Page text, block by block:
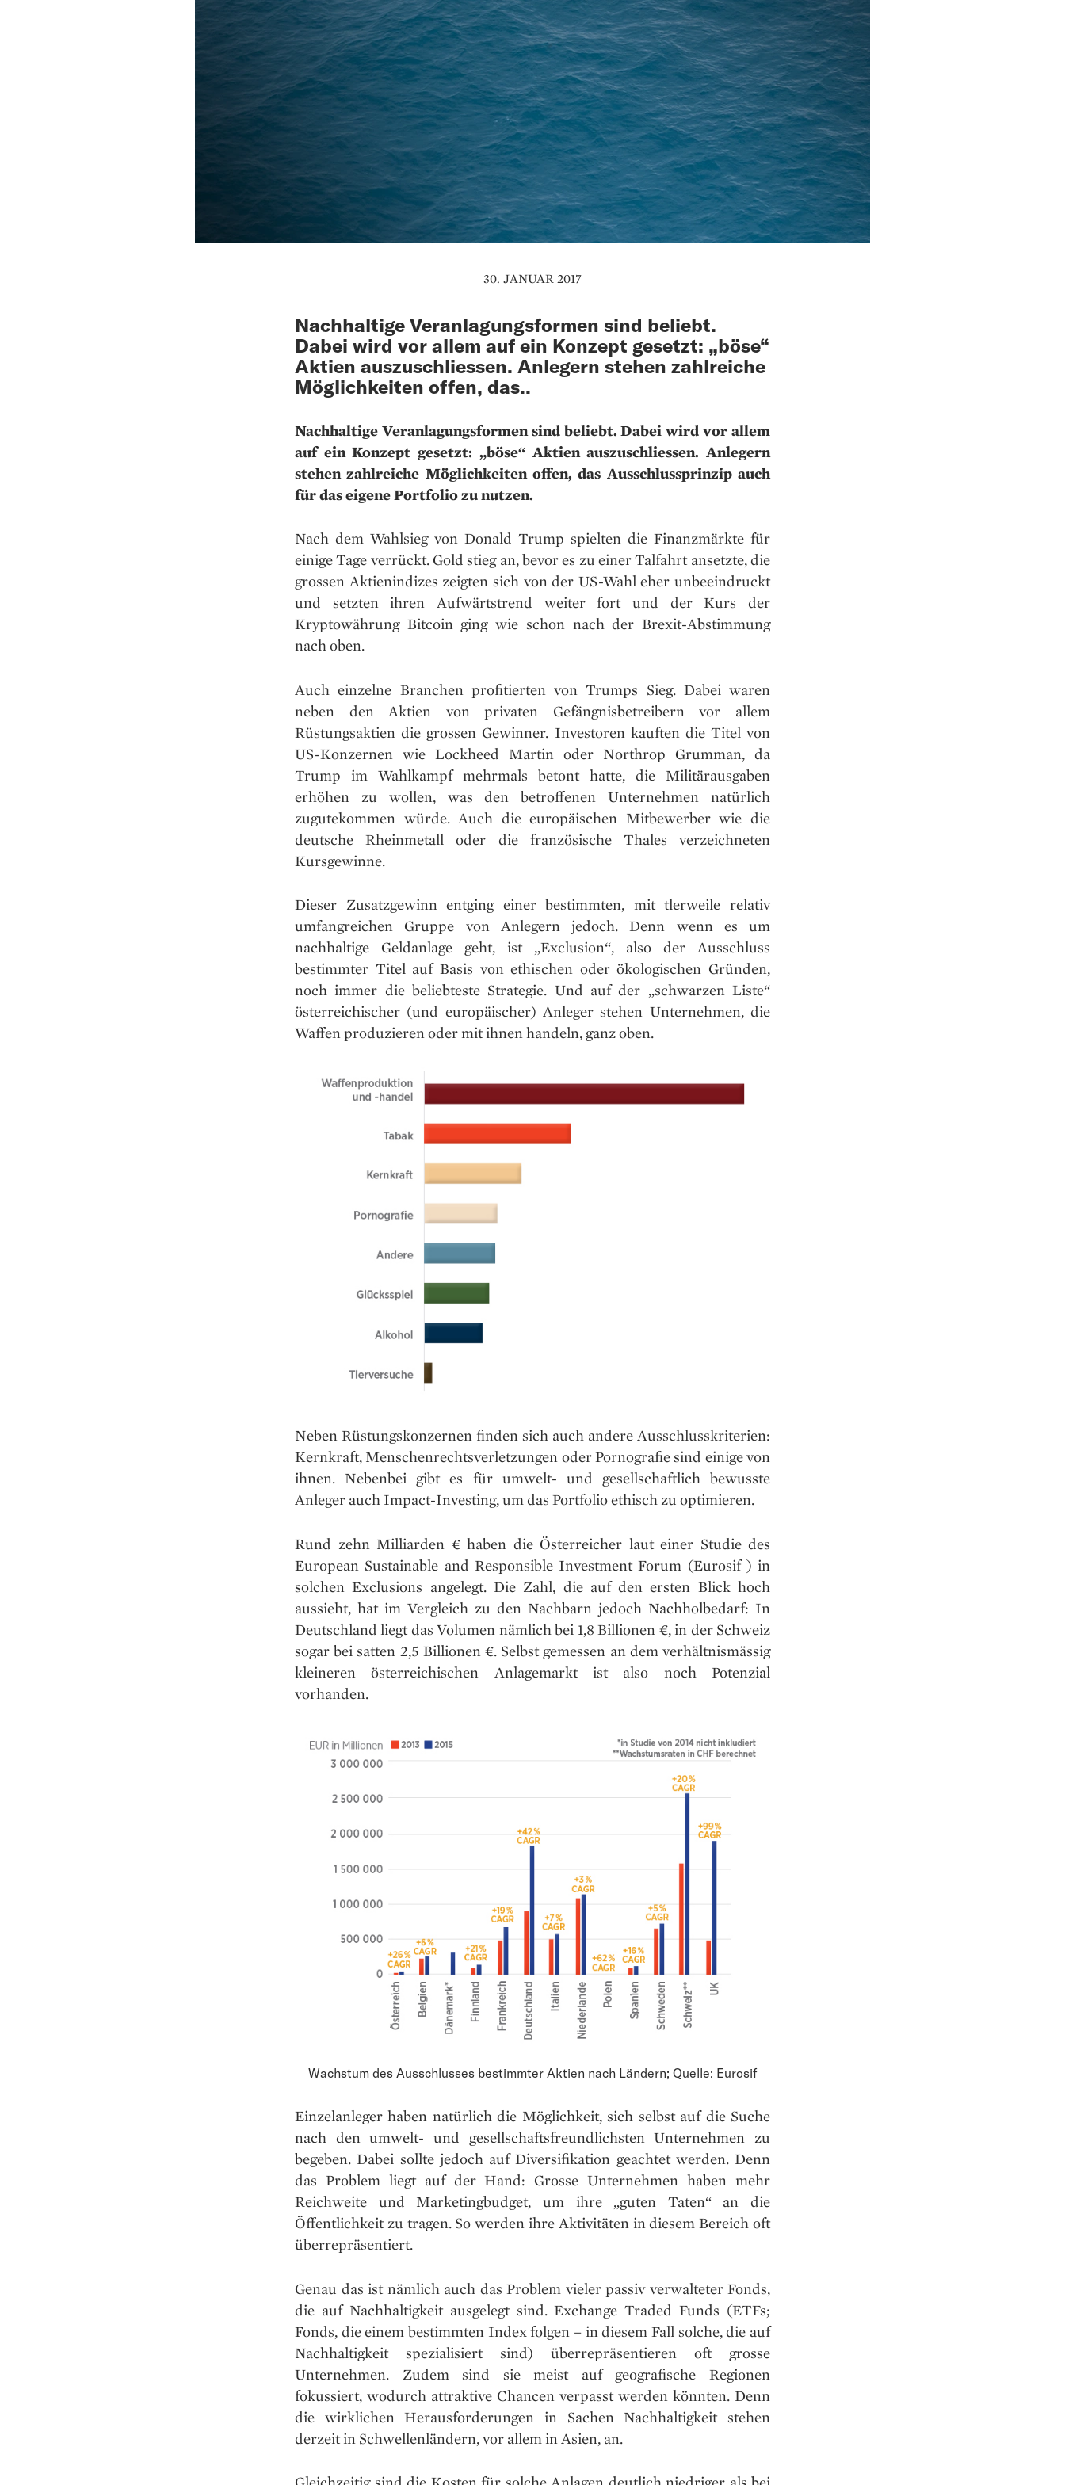
30. JANUAR 2017
Nachhaltige Veranlagungsformen sind beliebt.
Dabei wird vor allem auf ein Konzept gesetzt: „böse“
Aktien auszuschliessen. Anlegern stehen zahlreiche
Möglichkeiten offen, das..
Nachhaltige Veranlagungsformen sind beliebt. Dabei wird vor allem
auf ein Konzept gesetzt: „böse“ Aktien auszuschliessen. Anlegern
stehen zahlreiche Möglichkeiten offen, das Ausschlussprinzip auch
für das eigene Portfolio zu nutzen.
Nach dem Wahlsieg von Donald Trump spielten die Finanzmärkte für
einige Tage verrückt. Gold stieg an, bevor es zu einer Talfahrt ansetzte, die
grossen Aktienindizes zeigten sich von der US-Wahl eher unbeeindruckt
und setzten ihren Aufwärtstrend weiter fort und der Kurs der
Kryptowährung Bitcoin ging wie schon nach der Brexit-Abstimmung
nach oben.
Auch einzelne Branchen profitierten von Trumps Sieg. Dabei waren
neben den Aktien von privaten Gefängnisbetreibern vor allem
Rüstungsaktien die grossen Gewinner. Investoren kauften die Titel von
US-Konzernen wie Lockheed Martin oder Northrop Grumman, da
Trump im Wahlkampf mehrmals betont hatte, die Militärausgaben
erhöhen zu wollen, was den betroffenen Unternehmen natürlich
zugutekommen würde. Auch die europäischen Mitbewerber wie die
deutsche Rheinmetall oder die französische Thales verzeichneten
Kursgewinne.
Dieser Zusatzgewinn entging einer bestimmten, mit tlerweile relativ
umfangreichen Gruppe von Anlegern jedoch. Denn wenn es um
nachhaltige Geldanlage geht, ist „Exclusion“, also der Ausschluss
bestimmter Titel auf Basis von ethischen oder ökologischen Gründen,
noch immer die beliebteste Strategie. Und auf der „schwarzen Liste“
österreichischer (und europäischer) Anleger stehen Unternehmen, die
Waffen produzieren oder mit ihnen handeln, ganz oben.
Neben Rüstungskonzernen finden sich auch andere Ausschlusskriterien:
Kernkraft, Menschenrechtsverletzungen oder Pornografie sind einige von
ihnen. Nebenbei gibt es für umwelt- und gesellschaftlich bewusste
Anleger auch Impact-Investing, um das Portfolio ethisch zu optimieren.
Rund zehn Milliarden € haben die Österreicher laut einer Studie des
European Sustainable and Responsible Investment Forum (Eurosif ) in
solchen Exclusions angelegt. Die Zahl, die auf den ersten Blick hoch
aussieht, hat im Vergleich zu den Nachbarn jedoch Nachholbedarf: In
Deutschland liegt das Volumen nämlich bei 1,8 Billionen €, in der Schweiz
sogar bei satten 2,5 Billionen €. Selbst gemessen an dem verhältnismässig
kleineren österreichischen Anlagemarkt ist also noch Potenzial
vorhanden.
Wachstum des Ausschlusses bestimmter Aktien nach Ländern; Quelle: Eurosif
Einzelanleger haben natürlich die Möglichkeit, sich selbst auf die Suche
nach den umwelt- und gesellschaftsfreundlichsten Unternehmen zu
begeben. Dabei sollte jedoch auf Diversifikation geachtet werden. Denn
das Problem liegt auf der Hand: Grosse Unternehmen haben mehr
Reichweite und Marketingbudget, um ihre „guten Taten“ an die
Öffentlichkeit zu tragen. So werden ihre Aktivitäten in diesem Bereich oft
überrepräsentiert.
Genau das ist nämlich auch das Problem vieler passiv verwalteter Fonds,
die auf Nachhaltigkeit ausgelegt sind. Exchange Traded Funds (ETFs;
Fonds, die einem bestimmten Index folgen – in diesem Fall solche, die auf
Nachhaltigkeit spezialisiert sind) überrepräsentieren oft grosse
Unternehmen. Zudem sind sie meist auf geografische Regionen
fokussiert, wodurch attraktive Chancen verpasst werden könnten. Denn
die wirklichen Herausforderungen in Sachen Nachhaltigkeit stehen
derzeit in Schwellenländern, vor allem in Asien, an.